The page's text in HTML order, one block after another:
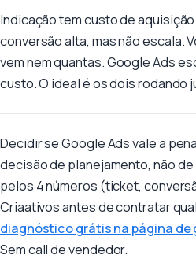
Indicação tem custo de
conversão alta, mas não escala.
vem nem quantas. Google Ads
custo. O ideal é os dois rodando
Decidir se Google Ads vale a
decisão de planejamento, não
pelos 4 números (ticket,
Criaativos antes de contratar
diagnóstico grátis na página
Sem call de vendedor.